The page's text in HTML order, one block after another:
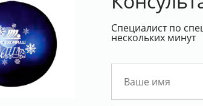
Специалист по
нескольких минут